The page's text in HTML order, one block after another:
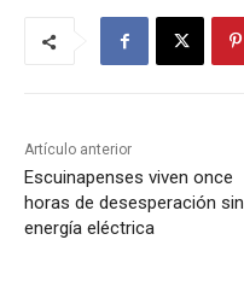
Artículo anterior
Escuinapenses viven once
horas de desesperación sin
energía eléctrica